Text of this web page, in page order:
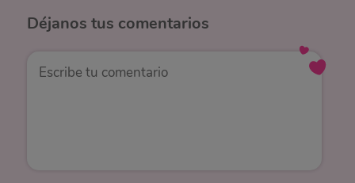
Déjanos tus comentarios